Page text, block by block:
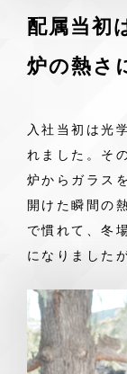
配属当初
炉の熱さ
入社当初は光
れました。そ
炉からガラス
開けた瞬間の
で慣れて、冬
になりました